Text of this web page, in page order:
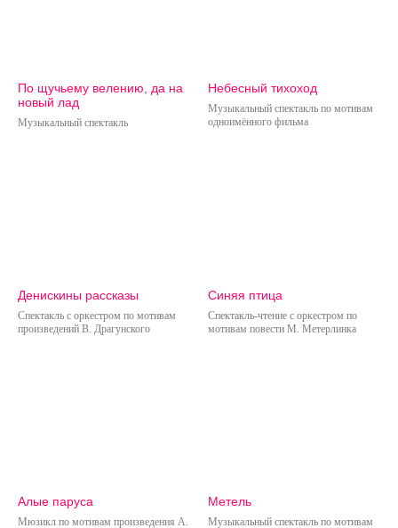
По щучьему велению, да на
новый лад
Музыкальный спектакль
Небесный тихоход
Музыкальный спектакль по мотивам
одноимённого фильма
Денискины рассказы
Спектакль с оркестром по мотивам
произведений В. Драгунского
Синяя птица
Спектакль-чтение с оркестром по
мотивам повести М. Метерлинка
Алые паруса
Мюзикл по мотивам произведения А.
Метель
Музыкальный спектакль по мотивам